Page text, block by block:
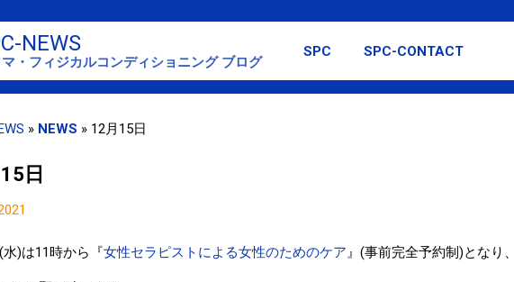
スキップしてメイン コンテンツに移動
NEWS
・フィジカルコンディショニング ブログ
SPC SPC-CONTACT
» NEWS » 12月15日
日
水)は11時から『女性セラピストによる女性のためのケア 』(事前完全予約制)となり